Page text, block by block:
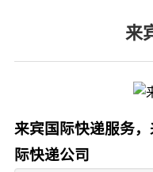
来
来宾国际快递服务
际快递公司